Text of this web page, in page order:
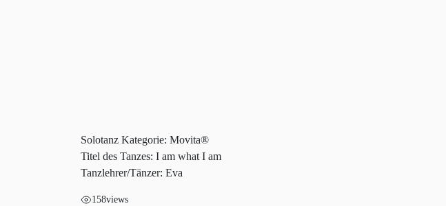
Solotanz Kategorie: Movita®
Titel des Tanzes: I am what I am
Tanzlehrer/Tänzer: Eva
158views